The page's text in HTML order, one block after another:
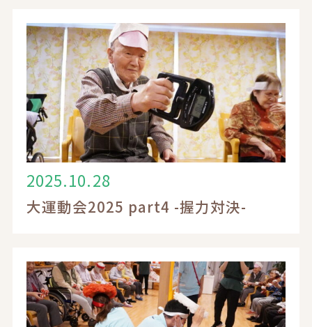
2025.10.28
大運動会2025 part4 -握力対決-